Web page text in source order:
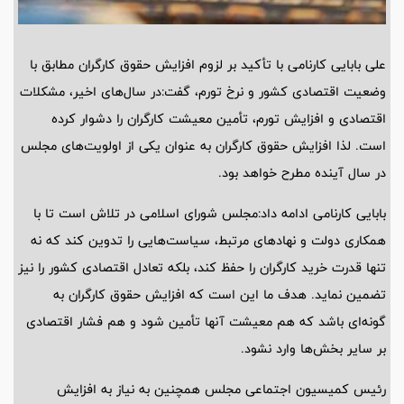
علی بابایی کارنامی با تأکید بر لزوم افزایش حقوق کارگران مطابق با
وضعیت اقتصادی کشور و نرخ تورم، گفت:در سال‌های اخیر، مشکلات
اقتصادی و افزایش تورم، تأمین معیشت کارگران را دشوار کرده
است. لذا افزایش حقوق کارگران به عنوان یکی از اولویت‌های مجلس
در سال آینده مطرح خواهد بود.
بابایی کارنامی ادامه داد:مجلس شورای اسلامی در تلاش است تا با
همکاری دولت و نهادهای مرتبط، سیاست‌هایی را تدوین کند که نه
تنها قدرت خرید کارگران را حفظ کند، بلکه تعادل اقتصادی کشور را نیز
تضمین نماید. هدف ما این است که افزایش حقوق کارگران به
گونه‌ای باشد که هم معیشت آنها تأمین شود و هم فشار اقتصادی
بر سایر بخش‌ها وارد نشود.
رئیس کمیسیون اجتماعی مجلس همچنین به نیاز به افزایش